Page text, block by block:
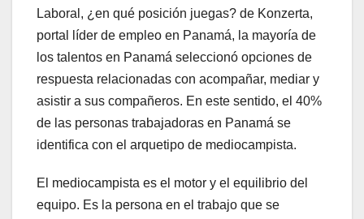
Laboral, ¿en qué posición juegas? de Konzerta,
portal líder de empleo en Panamá, la mayoría de
los talentos en Panamá seleccionó opciones de
respuesta relacionadas con acompañar, mediar y
asistir a sus compañeros. En este sentido, el 40%
de las personas trabajadoras en Panamá se
identifica con el arquetipo de mediocampista.
El mediocampista es el motor y el equilibrio del
equipo. Es la persona en el trabajo que se